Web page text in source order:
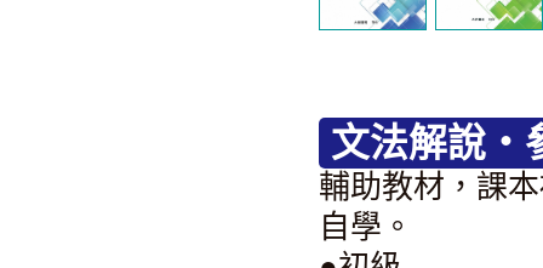
文法解說・
輔助教材，課
自學。